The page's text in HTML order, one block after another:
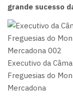
grande sucesso
Executivo da
Freguesias do
Mercadona